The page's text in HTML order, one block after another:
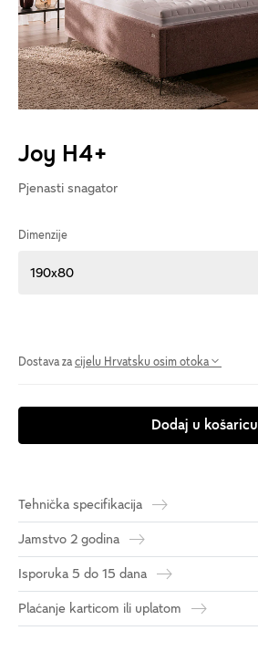
Joy H4+
Pjenasti snagator
Dimenzije
190x80
Dostava za cijelu Hrvatsku osim otoka
Dodaj u košaricu
Tehnička specifikacija
Jamstvo 2 godina
Isporuka 5 do 15 dana
Plaćanje karticom ili uplatom